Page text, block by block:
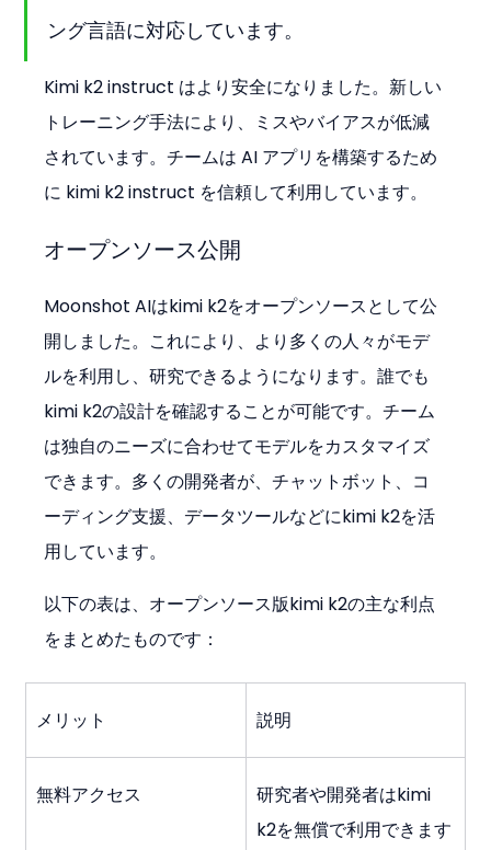
ング言語に対応しています。
Kimi k2 instruct はより安全になりました。新しい
トレーニング手法により、ミスやバイアスが低減
されています。チームは AI アプリを構築するため
に kimi k2 instruct を信頼して利用しています。
オープンソース公開
Moonshot AIはkimi k2をオープンソースとして公
開しました。これにより、より多くの人々がモデ
ルを利用し、研究できるようになります。誰でも
kimi k2の設計を確認することが可能です。チーム
は独自のニーズに合わせてモデルをカスタマイズ
できます。多くの開発者が、チャットボット、コ
ーディング支援、データツールなどにkimi k2を活
用しています。
以下の表は、オープンソース版kimi k2の主な利点
をまとめたものです：
メリット 説明
無料アクセス
研究者や開発者はkimi
k2を無償で利用できます